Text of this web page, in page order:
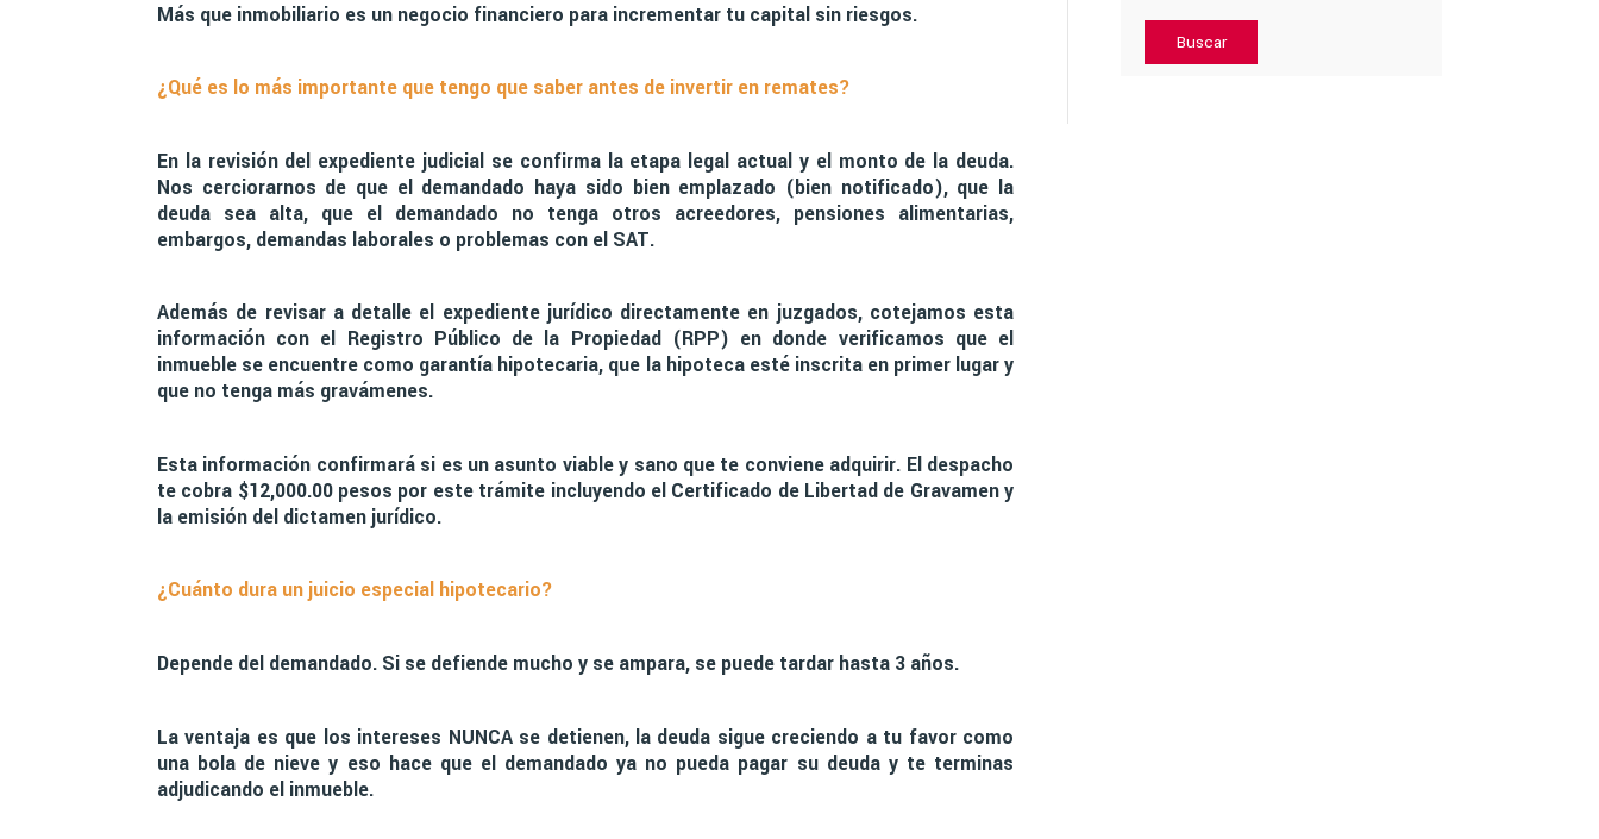
Buscar
Más que inmobiliario es un negocio financiero para incrementar tu capital sin riesgos.
¿Qué es lo más importante que tengo que saber antes de invertir en remates?
En la revisión del expediente judicial se confirma la etapa legal actual y el monto de la deuda.
Nos cerciorarnos de que el demandado haya sido bien emplazado (bien notificado), que la
deuda sea alta, que el demandado no tenga otros acreedores, pensiones alimentarias,
embargos, demandas laborales o problemas con el SAT.
Además de revisar a detalle el expediente jurídico directamente en juzgados, cotejamos esta
información con el Registro Público de la Propiedad (RPP) en donde verificamos que el
inmueble se encuentre como garantía hipotecaria, que la hipoteca esté inscrita en primer lugar y
que no tenga más gravámenes.
Esta información confirmará si es un asunto viable y sano que te conviene adquirir. El despacho
te cobra $12,000.00 pesos por este trámite incluyendo el Certificado de Libertad de Gravamen y
la emisión del dictamen jurídico.
¿Cuánto dura un juicio especial hipotecario?
Depende del demandado. Si se defiende mucho y se ampara, se puede tardar hasta 3 años.
La ventaja es que los intereses NUNCA se detienen, la deuda sigue creciendo a tu favor como
una bola de nieve y eso hace que el demandado ya no pueda pagar su deuda y te terminas
adjudicando el inmueble.